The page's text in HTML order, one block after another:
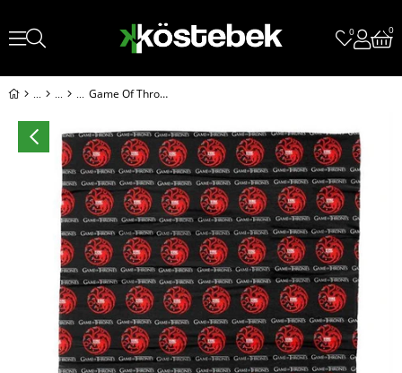
0 0
Game Of Thrones - Targaryen Bandana